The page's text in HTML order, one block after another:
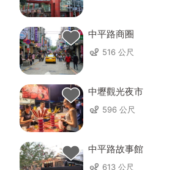
中平路商圈
516 公尺
中壢觀光夜市
596 公尺
中平路故事館
613 公尺